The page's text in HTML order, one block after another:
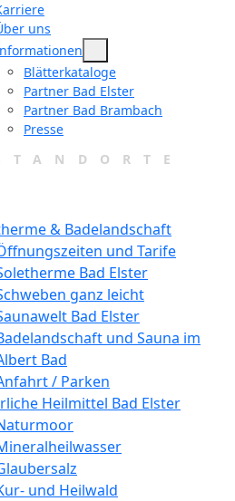
uns
Blätterkataloge
Partner Bad Elster
Partner Bad Brambach
Presse
& Badelandschaft
und Tarife
Bad Elster
ganz leicht
Bad Elster
und Sauna im
Bad
/ Parken
Heilmittel Bad Elster
und Heilwald